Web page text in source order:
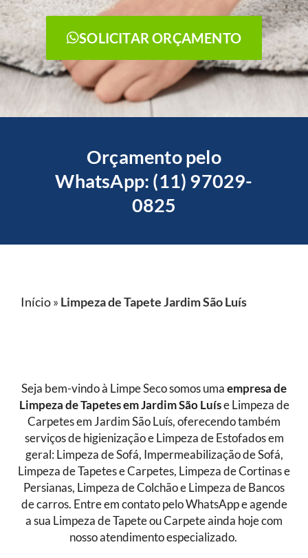
SOLICITAR ORÇAMENTO
Orçamento pelo
WhatsApp: (11) 97029-
0825
Início» Limpeza de Tapete Jardim São Luís
Seja bem-vindo à Limpe Seco somos uma empresa de
Limpeza de Tapetesem Jardim São Luíse Limpeza de
Carpetes em Jardim São Luís, oferecendo também
serviços de higienização e Limpeza de Estofados em
geral: Limpeza de Sofá, Impermeabilização de Sofá,
Limpeza de Tapetes e Carpetes, Limpeza de Cortinas e
Persianas, Limpeza de Colchão e Limpeza de Bancos
de carros. Entre em contato pelo WhatsApp e agende
a sua Limpeza de Tapete ou Carpete ainda hoje com
nosso atendimento especializado.